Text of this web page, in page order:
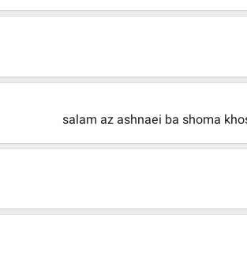
salam az ashnaei ba shoma